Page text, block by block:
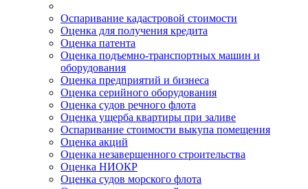
Оспаривание кадастровой стоимости
Оценка для получения кредита
Оценка патента
Оценка подъемно-транспортных машин и
оборудования
Оценка предприятий и бизнеса
Оценка серийного оборудования
Оценка судов речного флота
Оценка ущерба квартиры при заливе
Оспаривание стоимости выкупа помещения
Оценка акций
Оценка незавершенного строительства
Оценка НИОКР
Оценка судов морского флота